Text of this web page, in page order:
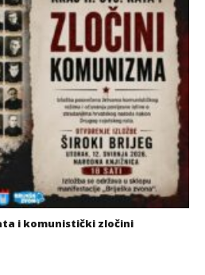
i komunistički zločini